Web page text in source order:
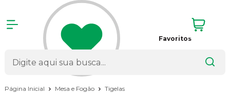
Favoritos
Página Inicial Mesa e Fogão Tigelas